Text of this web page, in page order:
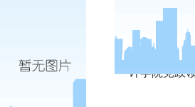
6 25 日
计学院党政